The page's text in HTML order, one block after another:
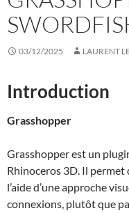
03/12/2025 LAURENT
Introduction
Grasshopper
Grasshopper est un
Rhinoceros 3D. Il permet
l’aide d’une approche
connexions, plutôt que